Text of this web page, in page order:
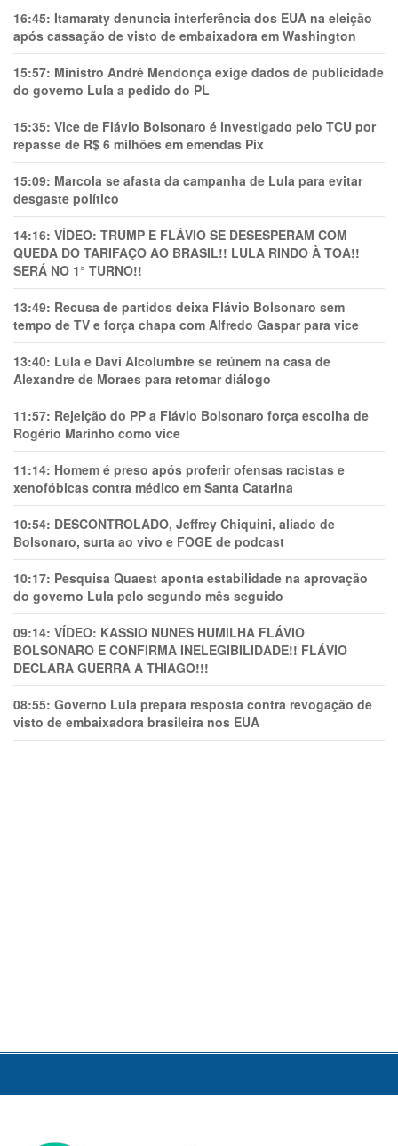
16:45: Itamaraty denuncia interferência dos EUA na eleição
após cassação de visto de embaixadora em Washington
15:57: Ministro André Mendonça exige dados de publicidade
do governo Lula a pedido do PL
15:35: Vice de Flávio Bolsonaro é investigado pelo TCU por
repasse de R$ 6 milhões em emendas Pix
15:09: Marcola se afasta da campanha de Lula para evitar
desgaste político
14:16: VÍDEO: TRUMP E FLÁVIO SE DESESPERAM COM
QUEDA DO TARIFAÇO AO BRASIL!! LULA RINDO À TOA!!
SERÁ NO 1° TURNO!!
13:49: Recusa de partidos deixa Flávio Bolsonaro sem
tempo de TV e força chapa com Alfredo Gaspar para vice
13:40: Lula e Davi Alcolumbre se reúnem na casa de
Alexandre de Moraes para retomar diálogo
11:57: Rejeição do PP a Flávio Bolsonaro força escolha de
Rogério Marinho como vice
11:14: Homem é preso após proferir ofensas racistas e
xenofóbicas contra médico em Santa Catarina
10:54: DESCONTROLADO, Jeffrey Chiquini, aliado de
Bolsonaro, surta ao vivo e FOGE de podcast
10:17: Pesquisa Quaest aponta estabilidade na aprovação
do governo Lula pelo segundo mês seguido
09:14: VÍDEO: KASSIO NUNES HUMlLHA FLÁVIO
BOLSONARO E CONFIRMA INELEGIBILIDADE!! FLÁVIO
DECLARA GUERRA A THIAGO!!!
08:55: Governo Lula prepara resposta contra revogação de
visto de embaixadora brasileira nos EUA